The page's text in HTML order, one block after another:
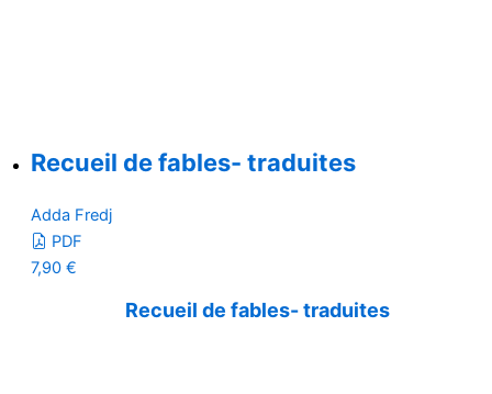
Recueil de fables- traduites
Adda Fredj
PDF
7,90 €
Recueil de fables- traduites